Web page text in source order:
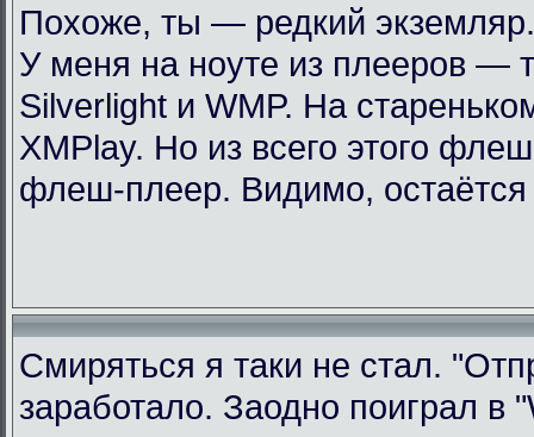
Похоже, ты — редкий экземляр.
У меня на ноуте из плееров —
Silverlight и WMP. На
XMPlay. Но из всего этого
флеш-плеер. Видимо,
Смиряться я таки не стал.
заработало. Заодно поиграл в